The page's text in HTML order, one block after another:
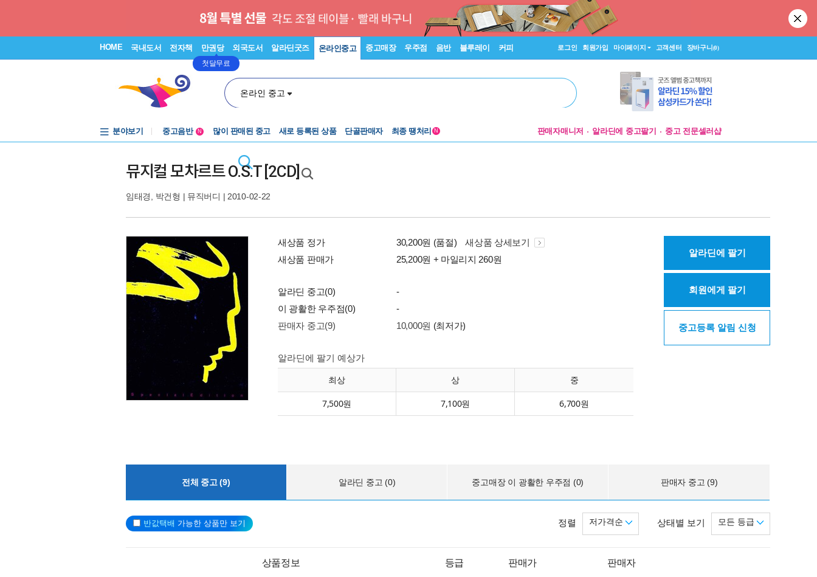
HOME 국내도서 전자책 만권당
첫달무료
외국도서 알라딘굿즈 온라인중고 중고매장 우주점 음반 블루레이 커피 로그인 회원가입 마이페이지 고객센터 장바구니(0)
온라인 중고
분야보기
중고음반
중고음반
N 많이 판매된 중고 새로 등록된 상품 단골판매자 최종 땡처리 N 판매자매니저 알라딘에 중고팔기 중고 전문셀러샵
뮤지컬 모차르트 O.S.T [2CD]
임태경 박건형 | 뮤직버디 | 2010-02-22
새상품 정가 30,200원 (품절)
새상품 상세보기
새상품 판매가
25,200원 + 마일리지 260원
알라딘 중고(0)
-
이 광활한 우주점(0)
-
판매자 중고(9)
10,000원 (최저가)
알라딘에 팔기 예상가
최상 상 중
7,500원 7,100원 6,700원
알라딘에 팔기
회원에게 팔기
중고등록 알림 신청
전체 중고 (9) 알라딘 중고 (0) 중고매장 이 광활한 우주점 (0) 판매자 중고 (9)
반값택배 가능한 상품만 보기 상태별 보기 모든 등급
정렬 저가격순
상품정보 등급 판매가 판매자